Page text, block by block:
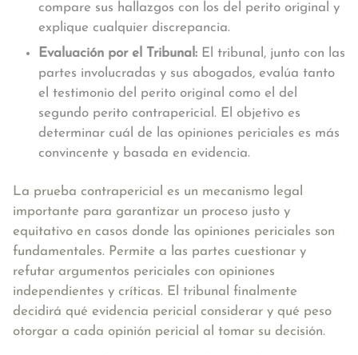
compare sus hallazgos con los del perito original y
explique cualquier discrepancia.
Evaluación por el Tribunal: El tribunal, junto con las
partes involucradas y sus abogados, evalúa tanto
el testimonio del perito original como el del
segundo perito contrapericial. El objetivo es
determinar cuál de las opiniones periciales es más
convincente y basada en evidencia.
La prueba contrapericial es un mecanismo legal
importante para garantizar un proceso justo y
equitativo en casos donde las opiniones periciales son
fundamentales. Permite a las partes cuestionar y
refutar argumentos periciales con opiniones
independientes y críticas. El tribunal finalmente
decidirá qué evidencia pericial considerar y qué peso
otorgar a cada opinión pericial al tomar su decisión.